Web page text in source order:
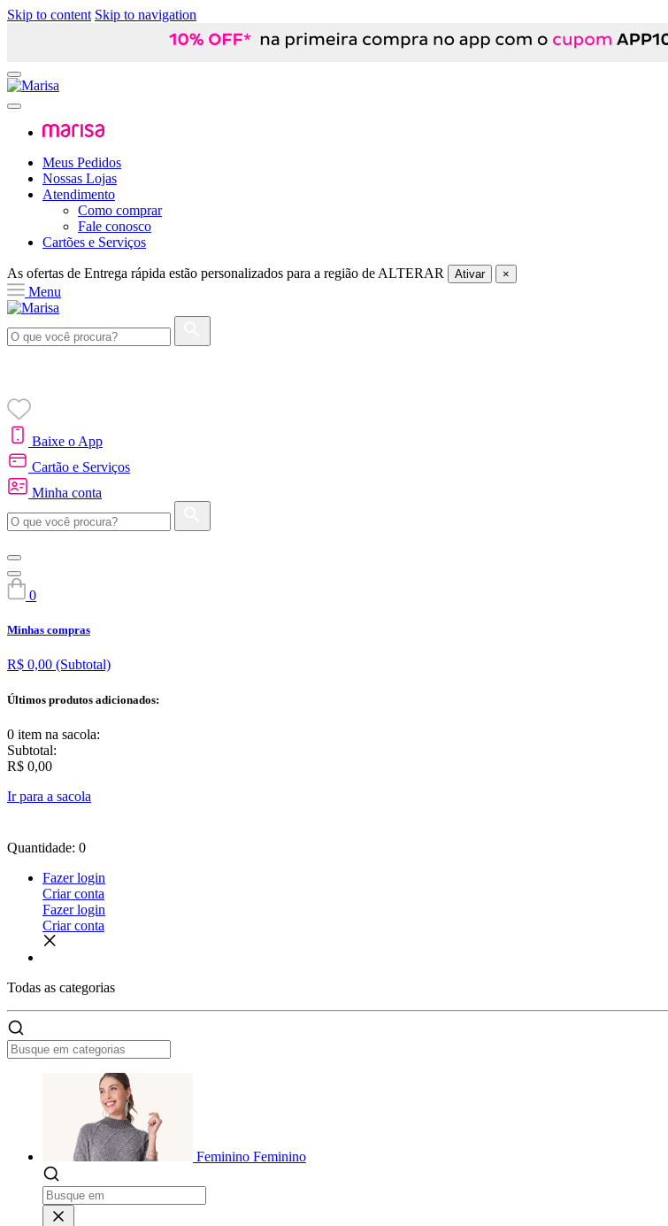
Skip to content Skip to navigation
Meus Pedidos
Nossas Lojas
Atendimento
Como comprar
Fale conosco
Cartões e Serviços
As ofertas de Entrega rápida estão personalizados para a região de ALTERAR Ativar ×
Menu
Baixe o App
Cartão e Serviços
Minha conta
0
Minhas compras
R$ 0,00 (Subtotal)
Últimos produtos adicionados:
0 item na sacola:
Subtotal:
R$ 0,00
Ir para a sacola
Quantidade: 0
Fazer login
Criar conta
Fazer login
Criar conta
Todas as categorias
Feminino Feminino